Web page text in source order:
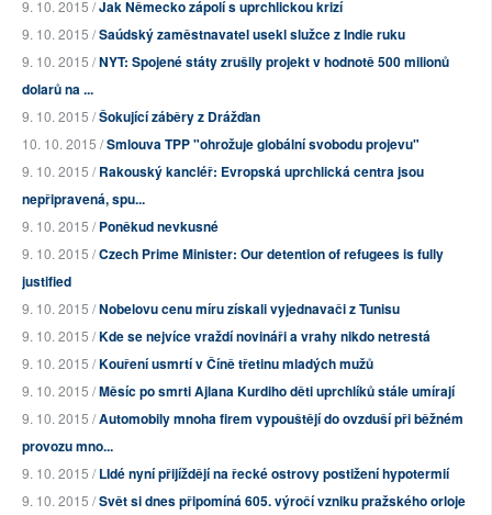
9. 10. 2015 /Jak Německo zápolí s uprchlickou krizí
9. 10. 2015 /Saúdský zaměstnavatel usekl služce z Indie ruku
9. 10. 2015 /NYT: Spojené státy zrušily projekt v hodnotě 500 milionů
dolarů na ...
9. 10. 2015 /Šokující záběry z Drážďan
10. 10. 2015 /Smlouva TPP "ohrožuje globální svobodu projevu"
9. 10. 2015 /Rakouský kancléř: Evropská uprchlická centra jsou
nepřipravená, spu...
9. 10. 2015 /Poněkud nevkusné
9. 10. 2015 /Czech Prime Minister: Our detention of refugees is fully
justified
9. 10. 2015 /Nobelovu cenu míru získali vyjednavači z Tunisu
9. 10. 2015 /Kde se nejvíce vraždí novináři a vrahy nikdo netrestá
9. 10. 2015 /Kouření usmrtí v Číně třetinu mladých mužů
9. 10. 2015 /Měsíc po smrti Ajlana Kurdiho děti uprchlíků stále umírají
9. 10. 2015 /Automobily mnoha firem vypouštějí do ovzduší při běžném
provozu mno...
9. 10. 2015 /LIdé nyní přijíždějí na řecké ostrovy postižení hypotermií
9. 10. 2015 /Svět si dnes připomíná 605. výročí vzniku pražského orloje